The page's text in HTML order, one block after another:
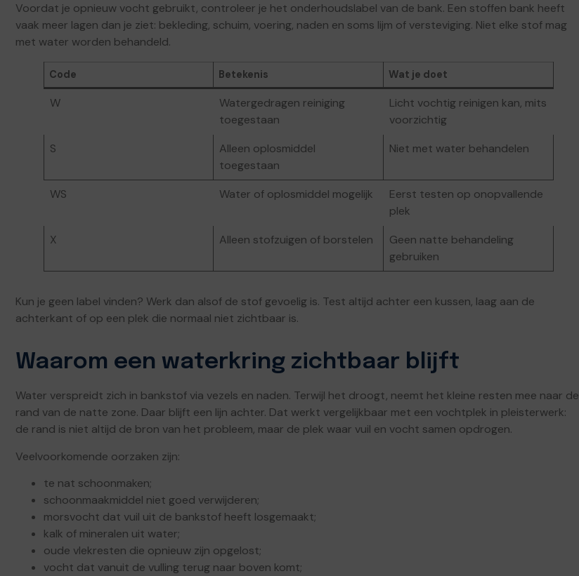
Voordat je opnieuw vocht gebruikt, controleer je het onderhoudslabel van de bank. Een stoffen bank heeft
vaak meer lagen dan je ziet: bekleding, schuim, voering, naden en soms lijm of versteviging. Niet elke stof mag
met water worden behandeld.
Code Betekenis Wat je doet
W
Watergedragen reiniging
toegestaan
Licht vochtig reinigen kan, mits
voorzichtig
S
Alleen oplosmiddel
toegestaan
Niet met water behandelen
WS Water of oplosmiddel mogelijk
Eerst testen op onopvallende
plek
X
Alleen stofzuigen of borstelen
Geen natte behandeling
gebruiken
Kun je geen label vinden? Werk dan alsof de stof gevoelig is. Test altijd achter een kussen, laag aan de
achterkant of op een plek die normaal niet zichtbaar is.
Waarom een waterkring zichtbaar blijft
Water verspreidt zich in bankstof via vezels en naden. Terwijl het droogt, neemt het kleine resten mee naar de
rand van de natte zone. Daar blijft een lijn achter. Dat werkt vergelijkbaar met een vochtplek in pleisterwerk:
de rand is niet altijd de bron van het probleem, maar de plek waar vuil en vocht samen opdrogen.
Veelvoorkomende oorzaken zijn:
te nat schoonmaken;
schoonmaakmiddel niet goed verwijderen;
morsvocht dat vuil uit de bankstof heeft losgemaakt;
kalk of mineralen uit water;
oude vlekresten die opnieuw zijn opgelost;
vocht dat vanuit de vulling terug naar boven komt;